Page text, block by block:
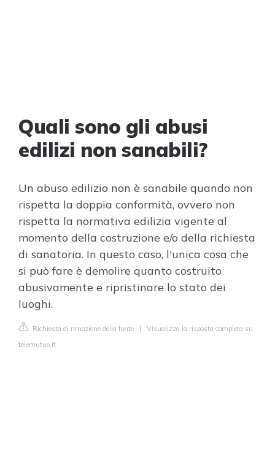
Quali sono gli abusi
edilizi non sanabili?
Un abuso edilizio non è sanabile quando non
rispetta la doppia conformità, ovvero non
rispetta la normativa edilizia vigente al
momento della costruzione e/o della richiesta
di sanatoria. In questo caso, l'unica cosa che
si può fare è demolire quanto costruito
abusivamente e ripristinare lo stato dei
luoghi.
Richiesta di rimozione della fonte | Visualizza la risposta completa su
telemutuo.it